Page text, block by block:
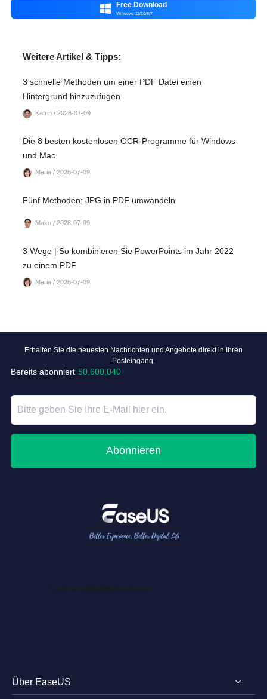
 Free Download
Windows 11/10/8/7
Weitere Artikel & Tipps:
3 schnelle Methoden um einer PDF Datei einen
Hintergrund hinzuzufügen
Katrin / 2026-07-09
Die 8 besten kostenlosen OCR-Programme für Windows
und Mac
Maria / 2026-07-09
Fünf Methoden: JPG in PDF umwandeln
Mako / 2026-07-09
3 Wege | So kombinieren Sie PowerPoints im Jahr 2022
zu einem PDF
Maria / 2026-07-09
Erhalten Sie die neuesten Nachrichten und Angebote direkt in Ihren
Posteingang.
Bereits abonniert 50,600,040
Abonnieren
Über EaseUS